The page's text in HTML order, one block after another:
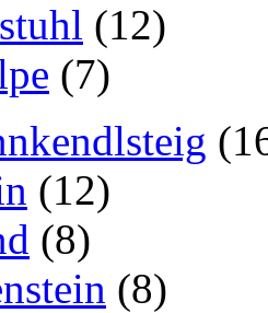
(12)
(7)
(12)
(8)
(8)